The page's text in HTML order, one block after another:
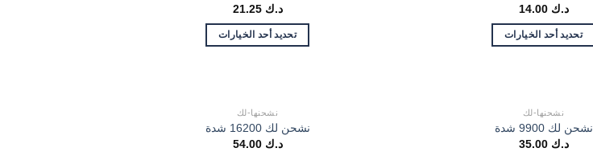
د.ك 14.00
تحديد أحد الخيارات
د.ك 21.25
تحديد أحد الخيارات
نشحنها-لك
نشحن لك 9900 شدة
د.ك 35.00
نشحنها-لك
نشحن لك 16200 شدة
د.ك 54.00